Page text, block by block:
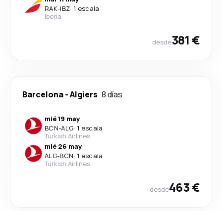
RAK-IBZ· 1 escala
Iberia
desde381 €
Barcelona-Algiers 8 días
mié 19 may
BCN-ALG· 1 escala
Turkish Airlines
mié 26 may
ALG-BCN· 1 escala
Turkish Airlines
desde463 €